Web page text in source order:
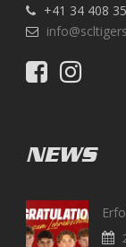
+41 34 408
NEWS